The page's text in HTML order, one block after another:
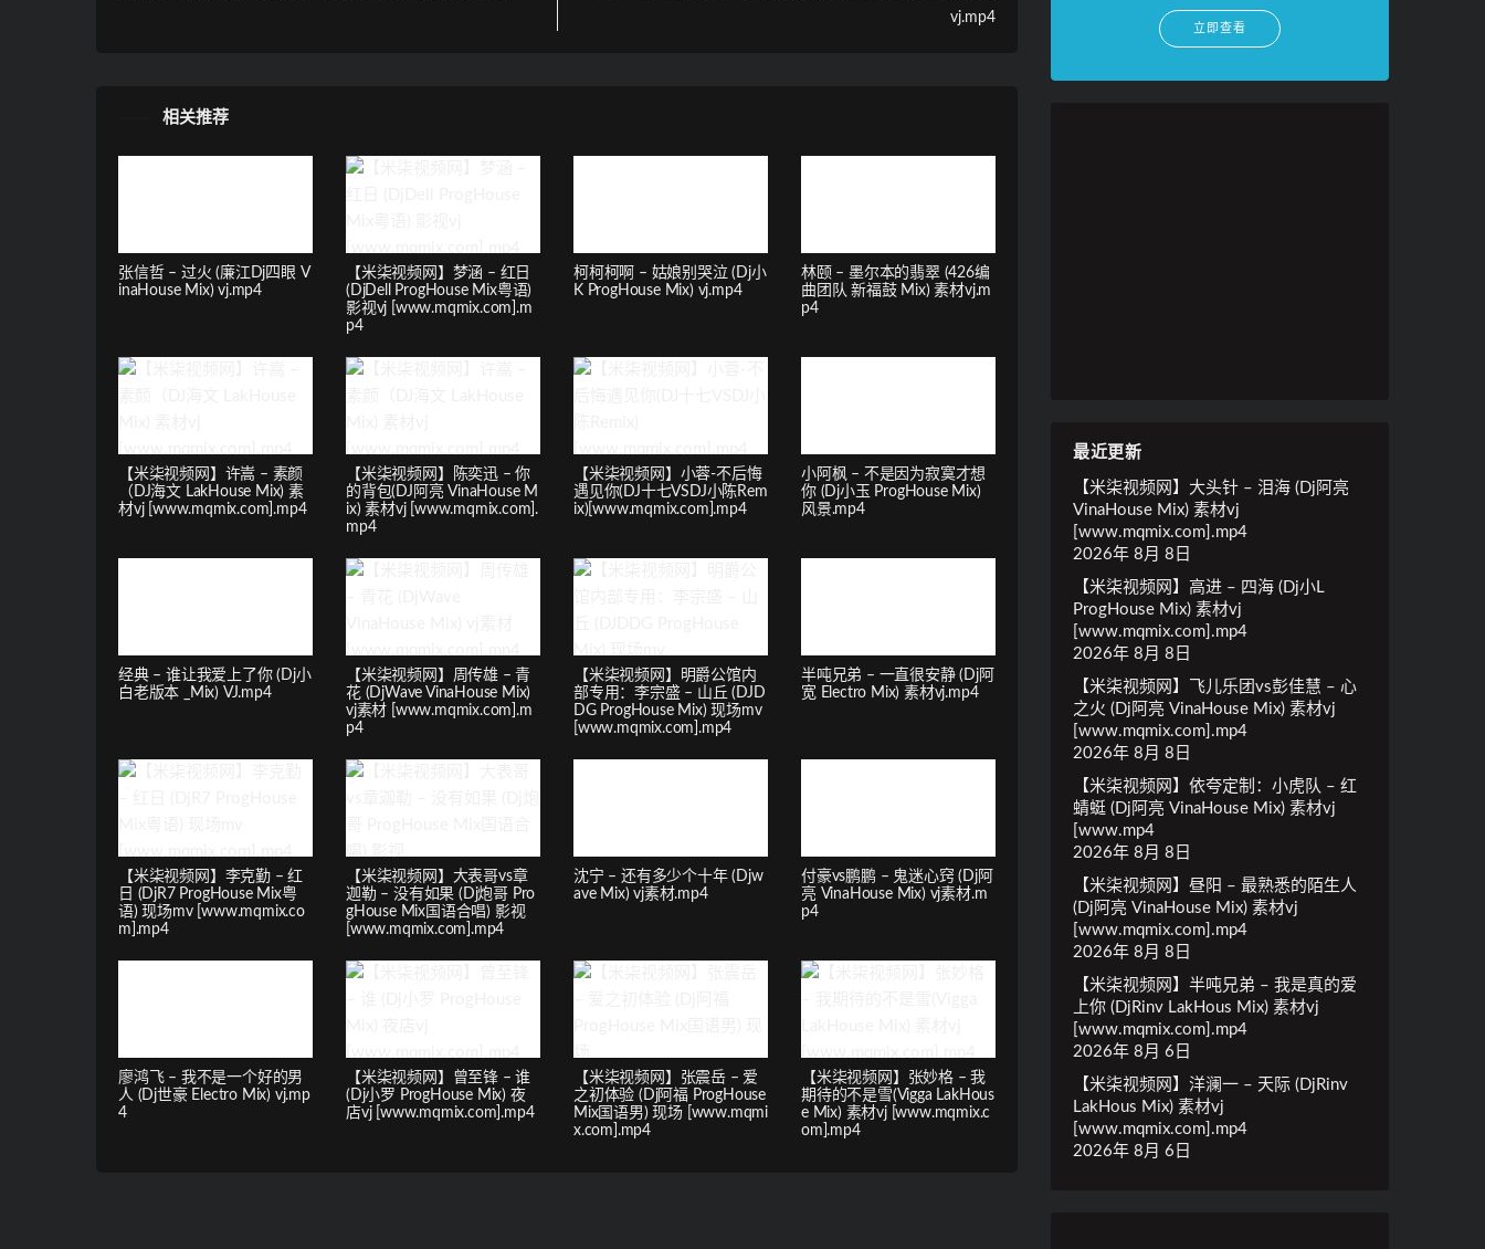
vj.mp4
相关推荐
张信哲 – 过火 (廉江Dj四眼 V
inaHouse Mix) vj.mp4
【米柒视频网】梦涵 – 红日
(DjDell ProgHouse Mix粤语)
影视vj [www.mqmix.com].m
p4
柯柯柯啊 – 姑娘别哭泣 (Dj小
K ProgHouse Mix) vj.mp4
林颐 – 墨尔本的翡翠 (426编
曲团队 新福鼓 Mix) 素材vj.m
p4
【米柒视频网】许嵩 – 素颜
（DJ海文 LakHouse Mix) 素
材vj [www.mqmix.com].mp4
【米柒视频网】陈奕迅 – 你
的背包(DJ阿亮 VinaHouse M
ix) 素材vj [www.mqmix.com].
mp4
【米柒视频网】小蓉-不后悔
遇见你(DJ十七VSDJ小陈Rem
ix)[www.mqmix.com].mp4
小阿枫 – 不是因为寂寞才想
你 (Dj小玉 ProgHouse Mix)
风景.mp4
经典 – 谁让我爱上了你 (Dj小
白老版本 _Mix) VJ.mp4
【米柒视频网】周传雄 – 青
花 (DjWave VinaHouse Mix)
vj素材 [www.mqmix.com].m
p4
【米柒视频网】明爵公馆内
部专用：李宗盛 – 山丘 (DJD
DG ProgHouse Mix) 现场mv
[www.mqmix.com].mp4
半吨兄弟 – 一直很安静 (Dj阿
宽 Electro Mix) 素材vj.mp4
【米柒视频网】李克勤 – 红
日 (DjR7 ProgHouse Mix粤
语) 现场mv [www.mqmix.co
m].mp4
【米柒视频网】大表哥vs章
迦勒 – 没有如果 (Dj炮哥 Pro
gHouse Mix国语合唱) 影视
[www.mqmix.com].mp4
沈宁 – 还有多少个十年 (Djw
ave Mix) vj素材.mp4
付豪vs鹏鹏 – 鬼迷心窍 (Dj阿
亮 VinaHouse Mix) vj素材.m
p4
廖鸿飞 – 我不是一个好的男
人 (Dj世豪 Electro Mix) vj.mp
4
【米柒视频网】曾至锋 – 谁
(Dj小罗 ProgHouse Mix) 夜
店vj [www.mqmix.com].mp4
【米柒视频网】张震岳 – 爱
之初体验 (Dj阿福 ProgHouse
Mix国语男) 现场 [www.mqmi
x.com].mp4
【米柒视频网】张妙格 – 我
期待的不是雪(Vigga LakHous
e Mix) 素材vj [www.mqmix.c
om].mp4
立即查看
最近更新
【米柒视频网】大头针 – 泪海 (Dj阿亮
VinaHouse Mix) 素材vj
[www.mqmix.com].mp4
2026年 8月 8日
【米柒视频网】高进 – 四海 (Dj小L
ProgHouse Mix) 素材vj
[www.mqmix.com].mp4
2026年 8月 8日
【米柒视频网】飞儿乐团vs彭佳慧 – 心
之火 (Dj阿亮 VinaHouse Mix) 素材vj
[www.mqmix.com].mp4
2026年 8月 8日
【米柒视频网】依夸定制：小虎队 – 红
蜻蜓 (Dj阿亮 VinaHouse Mix) 素材vj
[www.mp4
2026年 8月 8日
【米柒视频网】昼阳 – 最熟悉的陌生人
(Dj阿亮 VinaHouse Mix) 素材vj
[www.mqmix.com].mp4
2026年 8月 8日
【米柒视频网】半吨兄弟 – 我是真的爱
上你 (DjRinv LakHous Mix) 素材vj
[www.mqmix.com].mp4
2026年 8月 6日
【米柒视频网】洋澜一 – 天际 (DjRinv
LakHous Mix) 素材vj
[www.mqmix.com].mp4
2026年 8月 6日